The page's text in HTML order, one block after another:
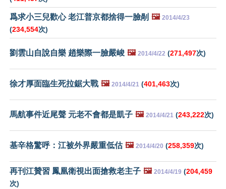
爲求小三兒歡心 老江普京都捨得一臉剮 🖼️ 2014/4/23
(234,554次)
劉雲山自說自樂 趙樂際一臉嚴峻 🖼️ 2014/4/22 (271,497次)
徐才厚面臨生死拉鋸大戰 🖼️ 2014/4/21 (401,463次)
馬航事件近尾聲 元老不會都是凱子 🖼️ 2014/4/21 (243,222次)
基辛格驚呼：江被外界嚴重低估 🖼️ 2014/4/20 (258,359次)
再刊江贊習 鳳凰衛視出面搶救老主子 🖼️ 2014/4/19 (204,459
次)